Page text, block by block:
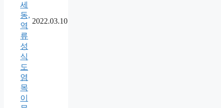
세
동,
역
류
성
식
도
염
목
이
2022.03.10